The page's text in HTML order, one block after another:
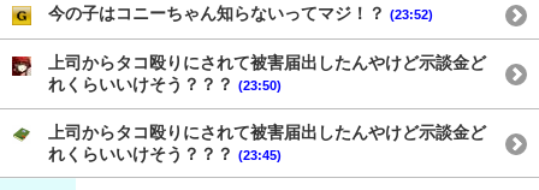
今の子はコニーちゃん知らないってマジ！？ (23:52)
上司からタコ殴りにされて被害届出したんやけど示談金ど
れくらいいけそう？？？ (23:50)
上司からタコ殴りにされて被害届出したんやけど示談金ど
れくらいいけそう？？？ (23:45)